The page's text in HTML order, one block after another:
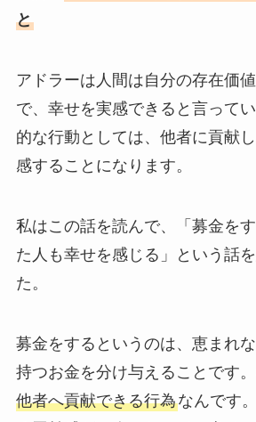
と
アドラーは人間は自分の存在価
で、幸せを実感できると言って
的な行動としては、他者に貢献
感することになります。
私はこの話を読んで、「募金を
た人も幸せを感じる」という話
た。
募金をするというのは、恵まれ
持つお金を分け与えることです
他者へ貢献できる行為なんです